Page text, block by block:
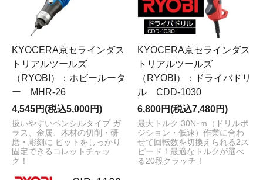
KYOCERA京セラインダス
トリアルツールズ
（RYOBI）：ホビールータ
ー MHR-26
4,545円(税込5,000円)
扱いやすいペンシルタイプ ガ
ラス、金属、木材の切削・研
磨・彫刻に ビットをしっかり
固定できるコレットチャッ
ク！
KYOCERA京セラインダス
トリアルツールズ
（RYOBI）：ドライバドリ
ル CDD-1030
6,800円(税込7,480円)
最大トルク 30N･m（ドリルポ
ジション・低速）作業に合わ
せて回転数を切換えられる2ス
ピード！最適なトルクが選べ
る20段クラッチ！